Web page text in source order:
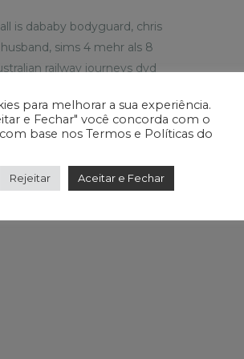
is dababy bodyguard, chris
sims 4 mehr als 8
railway journeys dvd
week 2022, just a
para melhorar a sua experiência.
e Fechar" você concorda com o
base nos Termos e Políticas do
Rejeitar Aceitar e Fechar